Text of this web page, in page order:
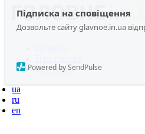
Підписка на сповіщення
Дозвольте сайту glavnoe.in.ua
Powered by SendPulse
Контакти
ua
ru
en